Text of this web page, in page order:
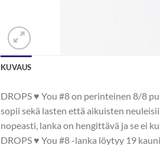
KUVAUS
DROPS ♥ You #8 on perinteinen 8/8
sopii sekä lasten että aikuisten
nopeasti, lanka on hengittävä ja se ei
DROPS ♥ You #8 -lanka löytyy 19